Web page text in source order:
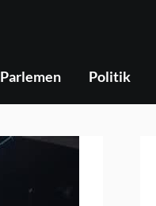
Parlemen Politik